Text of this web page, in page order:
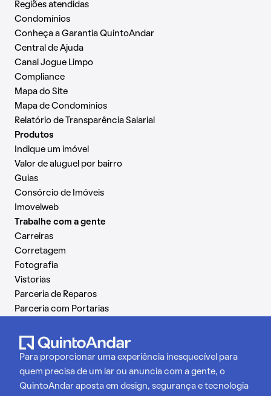
Regiões atendidas
Condomínios
Conheça a Garantia QuintoAndar
Central de Ajuda
Canal Jogue Limpo
Compliance
Mapa do Site
Mapa de Condomínios
Relatório de Transparência Salarial
Produtos
Indique um imóvel
Valor de aluguel por bairro
Guias
Consórcio de Imóveis
Imovelweb
Trabalhe com a gente
Carreiras
Corretagem
Fotografia
Vistorias
Parceria de Reparos
Parceria com Portarias
Para proporcionar uma experiência inesquecível para
quem precisa de um lar ou anuncia com a gente, o
QuintoAndar aposta em design, segurança e tecnologia